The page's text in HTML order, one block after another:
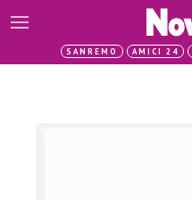
SANREMO AMICI 24